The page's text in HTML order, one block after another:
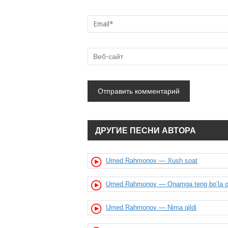
ДРУГИЕ ПЕСНИ АВТОРА
Umed Rahmonov — Xush soat
Umed Rahmonov — Onamga teng bo’la
Umed Rahmonov — Nima qildi